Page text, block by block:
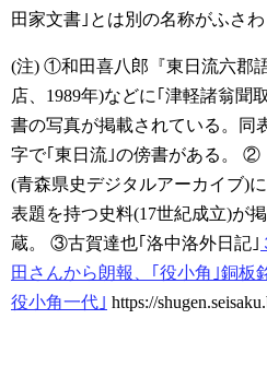
田家文書｣とは別の名称がふさわ
(注) ①和田喜八郎『東日流六郡
店、1989年)などに｢津軽諸翁聞
書の写真が掲載されている。同
字で｢東日流｣の傍書がある。
②
(青森県史デジタルアーカイブ)
表題を持つ史料(17世紀成立)が
蔵。
③古賀達也｢洛中洛外日記｣
田さんから朗報、｢役小角｣銅板
役小角一代｣ https://